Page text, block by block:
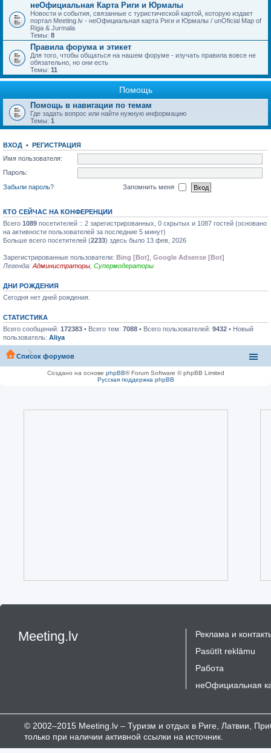
неОфициальная Карта Риги и Юрмалы
Новости и события, связанные с туристической картой, которую издает
портал Meeting.lv - неОфициальная карта Риги и Юрмалы / unOficial Map of
Riga & Jurmala
Темы: 8
Правила форума и этикет
Для того, чтобы общаться на нашем форуме - изучать правила вовсе не
обязательно, но они есть
Темы: 11
Помощь
Помощь в навигации по темам
Где задать вопрос или найти нужную информацию
Темы: 1
ВХОД •
РЕГИСТРАЦИЯ
Имя пользователя:
Пароль:
Забыли пароль?
Запомнить меня
КТО СЕЙЧАС НА КОНФЕРЕНЦИИ
Всего 1089 посетителей :: 2 зарегистрированных, 0 скрытых и 1087 гостей (основано
на активности пользователей за последние 5 минут)
Больше всего посетителей (2233) здесь было 13 фев, 2026
Зарегистрированные пользователи: Bing [Bot]
Google Adsense [Bot]
Легенда: Администраторы Супермодераторы
ДНИ РОЖДЕНИЯ
Сегодня нет дней рождения.
СТАТИСТИКА
Всего сообщений: 172383 • Всего тем: 7088 • Всего пользователей: 9432 • Новый
пользователь: Aliya
Список форумов
Создано на основе phpBB® Forum Software © phpBB Limited
Русская поддержка phpBB
Meeting.lv
Реклама и
Pasūtīt reklāmu
Работа
неОфициальная
© 2002–2015 Meeting.lv – Туризм и отдых в Риге, Латвии,
только при наличии активной ссылки на источник.